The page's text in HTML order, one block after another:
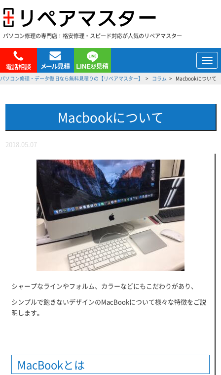
パソコン修理の専門店！格安修理・スピード対応が人気のリペアマスター
メ
ニ
ュ
パソコン修理・データ復旧なら無料見積りの【リペアマスター】 コラム Macbookについて
Macbookについて
2018.05.07
シャープなラインやフォルム、カラーなどにもこだわりがあり、
シンプルで飽きないデザインのMacBookについて様々な特徴をご説
明します。
MacBookとは